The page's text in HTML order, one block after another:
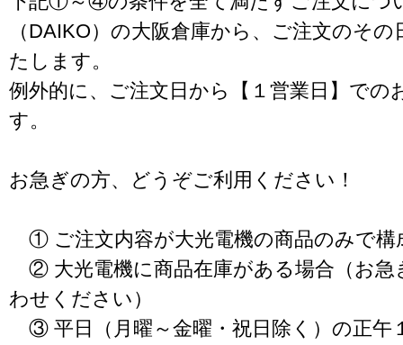
（DAIKO）の大阪倉庫から、ご注文のそ
たします。
例外的に、ご注文日から【１営業日】での
す。
お急ぎの方、どうぞご利用ください！
① ご注文内容が大光電機の商品のみで構
② 大光電機に商品在庫がある場合（お急
わせください）
③ 平日（月曜～金曜・祝日除く）の正午